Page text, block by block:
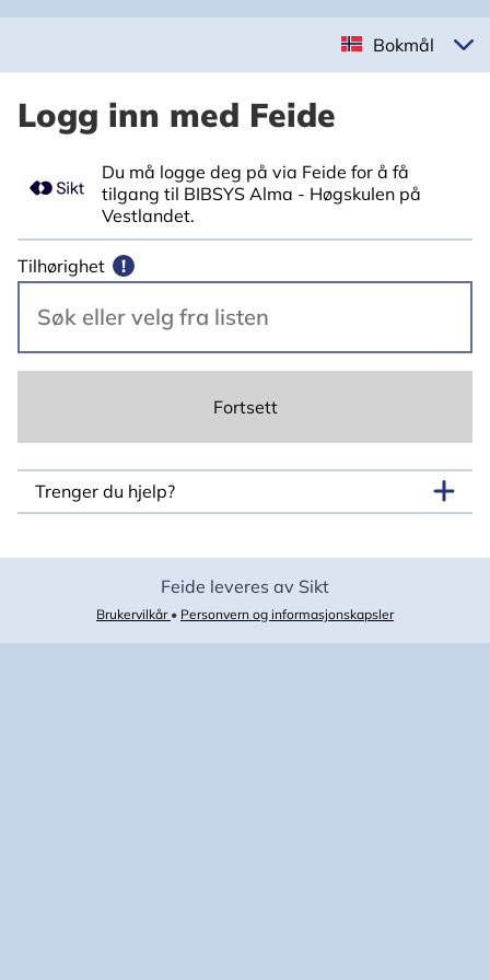
Bokmål
Logg inn med Feide
Du må logge deg på via Feide for å få
tilgang til BIBSYS Alma - Høgskulen på
Vestlandet.
Tilhørighet !
Fortsett
Trenger du hjelp?
Feide leveres av Sikt
Brukervilkår • Personvern og informasjonskapsler